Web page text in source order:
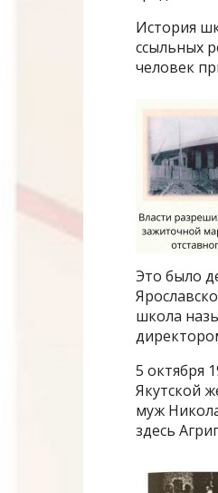
История
ссыльных
человек
Это было
школа
5 октября
Якутской
муж
здесь